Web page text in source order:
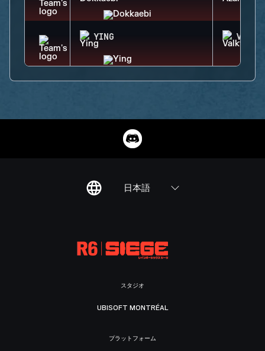
YING
日本語
スタジオ
UBISOFT MONTRÉAL
プラットフォーム